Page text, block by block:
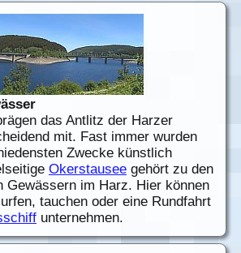
das Antlitz der Harzer
mit. Fast immer wurden
Zwecke künstlich
Okerstausee gehört zu den
Gewässern im Harz. Hier können
tauchen oder eine Rundfahrt
unternehmen.